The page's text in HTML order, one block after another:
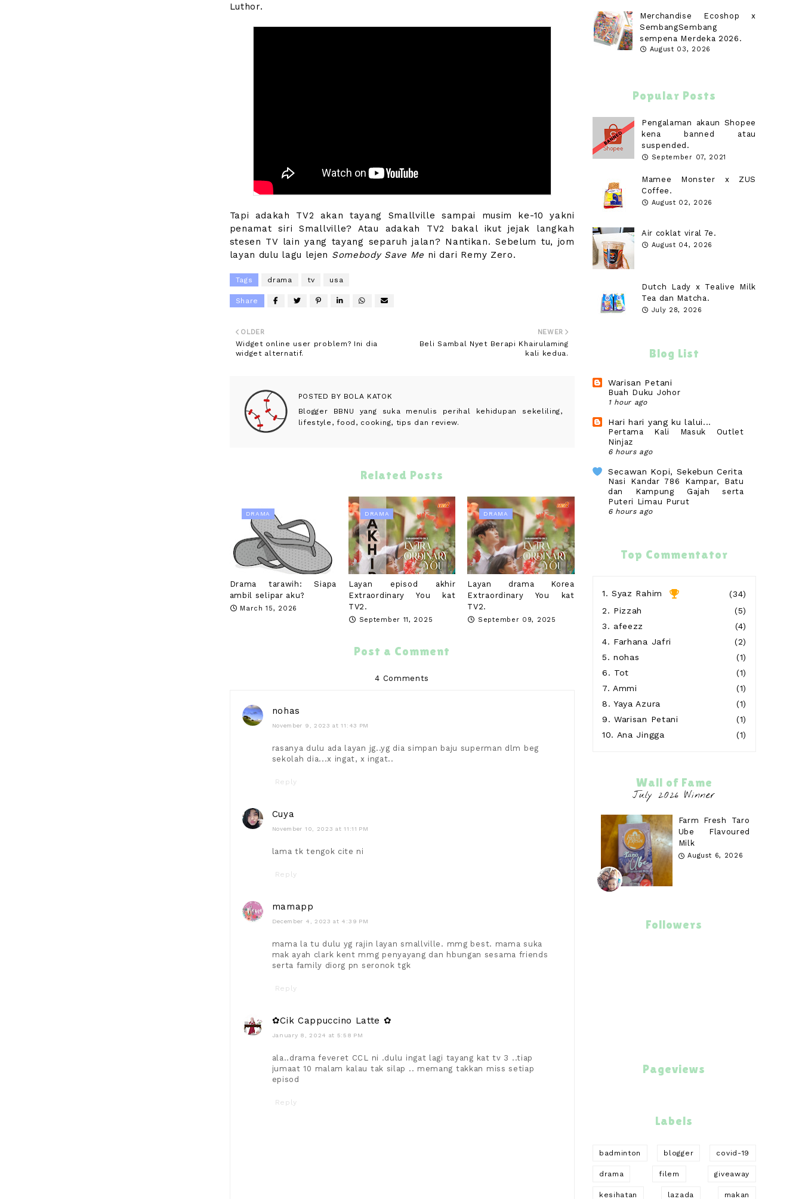
Luthor.
Tapi adakah TV2 akan tayang Smallville sampai musim ke-10 yakni
penamat siri Smallville? Atau adakah TV2 bakal ikut jejak langkah
stesen TV lain yang tayang separuh jalan? Nantikan. Sebelum tu, jom
layan dulu lagu lejen Somebody Save Me ni dari Remy Zero.
Tags drama tv usa
Share
NEWER
Beli Sambal Nyet Berapi Khairulaming
kali kedua.
OLDER
Widget online user problem? Ini dia
widget alternatif.
POSTED BYBOLA KATOK
Blogger BBNU yang suka menulis perihal kehidupan sekeliling,
lifestyle, food, cooking, tips dan review.
Related Posts
DRAMA
Drama tarawih: Siapa
ambil selipar aku?
March 15, 2026
DRAMA
Layan episod akhir
Extraordinary You kat
TV2.
September 11, 2025
DRAMA
Layan drama Korea
Extraordinary You kat
TV2.
September 09, 2025
Post a Comment
4 Comments
nohas
November 9, 2023 at 11:43 PM
rasanya dulu ada layan jg..yg dia simpan baju superman dlm beg
sekolah dia...x ingat, x ingat..
Reply
Cuya
November 10, 2023 at 11:11 PM
lama tk tengok cite ni
Reply
mamapp
December 4, 2023 at 4:39 PM
mama la tu dulu yg rajin layan smallville. mmg best. mama suka
mak ayah clark kent mmg penyayang dan hbungan sesama friends
serta family diorg pn seronok tgk
Reply
✿Cik Cappuccino Latte ✿
January 8, 2024 at 5:58 PM
ala..drama feveret CCL ni .dulu ingat lagi tayang kat tv 3 ..tiap
jumaat 10 malam kalau tak silap .. memang takkan miss setiap
episod
Reply
Merchandise Ecoshop x
SembangSembang
sempena Merdeka 2026.
August 03, 2026
Popular Posts
Pengalaman akaun Shopee
kena banned atau
suspended.
September 07, 2021
Mamee Monster x ZUS
Coffee.
August 02, 2026
Air coklat viral 7e.
August 04, 2026
Dutch Lady x Tealive Milk
Tea dan Matcha.
July 28, 2026
Blog List
Warisan Petani
Buah Duku Johor
1 hour ago
Hari hari yang ku lalui...
Pertama Kali Masuk Outlet
Ninjaz
6 hours ago
Secawan Kopi, Sekebun Cerita
Nasi Kandar 786 Kampar, Batu
dan Kampung Gajah serta
Puteri Limau Purut
6 hours ago
8 hours ago
Kasih
16 hours ago
Top Commentator
1. Syaz Rahim
(34)
2. Pizzah
(5)
3. afeezz
(4)
4. Farhana Jafri
(2)
5. nohas
(1)
6. Tot
(1)
7. Ammi
(1)
8. Yaya Azura
(1)
9. Warisan Petani
(1)
10. Ana Jingga (1)
Wall of Fame
Farm Fresh Taro
Ube Flavoured
Milk
August 6, 2026
Followers
Pageviews
Labels
badminton blogger covid-19
drama filem giveaway
kesihatan lazada makan